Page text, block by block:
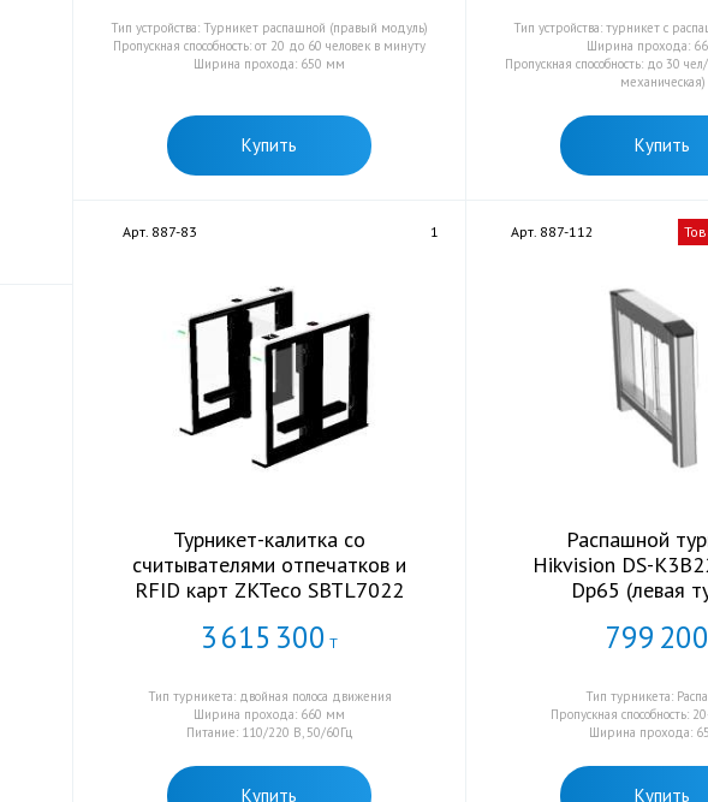
Тип устройства: Турникет распашной (правый модуль)
Пропускная способность: от 20 до 60 человек в минуту
Ширина прохода: 650 мм
Купить
Тип устройства: турникет с
Ширина прохода:
Пропускная способность: до 30
механическая)
Купить
Арт. 887-83 1
Турникет-калитка со
считывателями отпечатков и
RFID карт ZKTeco SBTL7022
3615 300 Т
Тип турникета: двойная полоса движения
Ширина прохода: 660 мм
Питание: 110/220 В, 50/60Гц
Купить
Арт. 887-112
Распашной
Hikvision DS-
Dp65 (левая
799 200
Тип турникета:
Пропускная способность:
Ширина прохода:
Купить